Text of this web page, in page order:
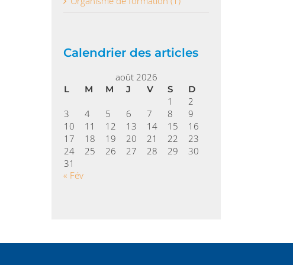
Calendrier des articles
août 2026
L M M J V S D
1
2
3
4 5 6 7 8
9
10
11 12 13 14 15
16
17
18 19 20 21 22
23
24
25 26 27 28 29
30
31
« Fév